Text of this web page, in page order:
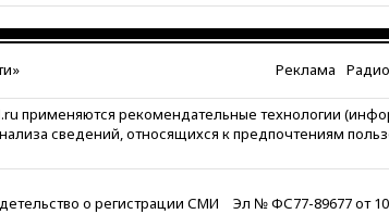
банкротства
продавцов
11:38
запуск
Таиланде
Реклама Радио
применяются рекомендательные технологии
сведений, относящихся к предпочтениям
о регистрации СМИ Эл № ФС77-89677 от